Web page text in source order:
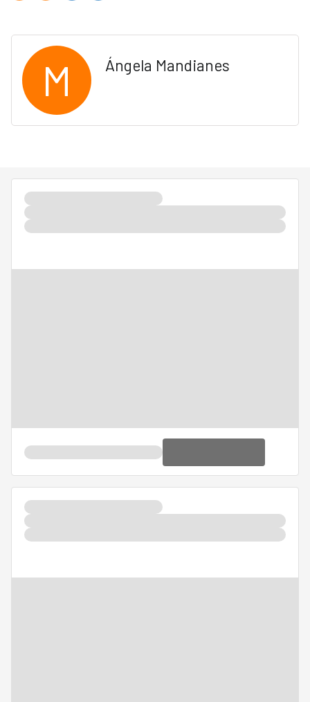
M Ángela Mandianes